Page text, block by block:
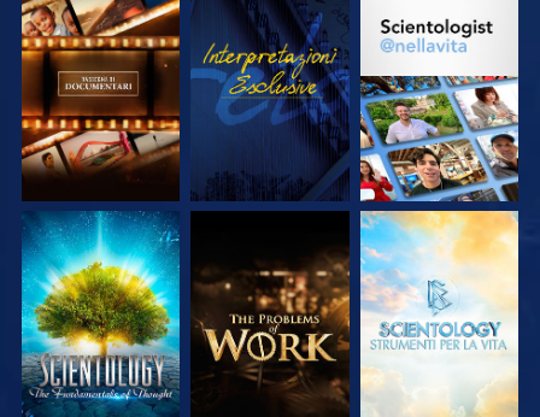
ESPLORA LE
SERIE
GUARDA
ESPLORA LE
ESPLORA LE
SERIE
ESPLORA LE
SERIE
ESPLORA LE
SERIE